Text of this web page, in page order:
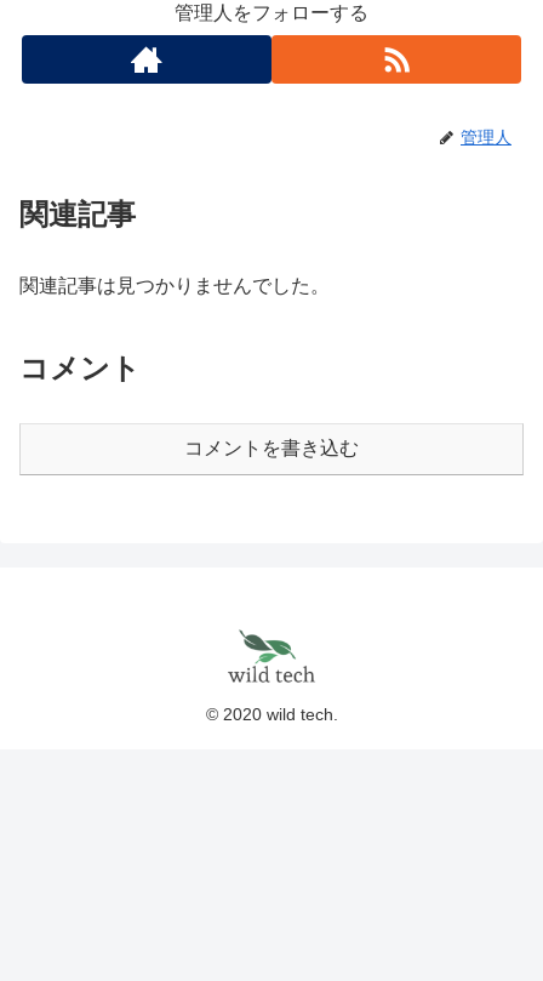
管理人をフォローする
管理人
関連記事
関連記事は見つかりませんでした。
コメント
コメントを書き込む
© 2020 wild tech.